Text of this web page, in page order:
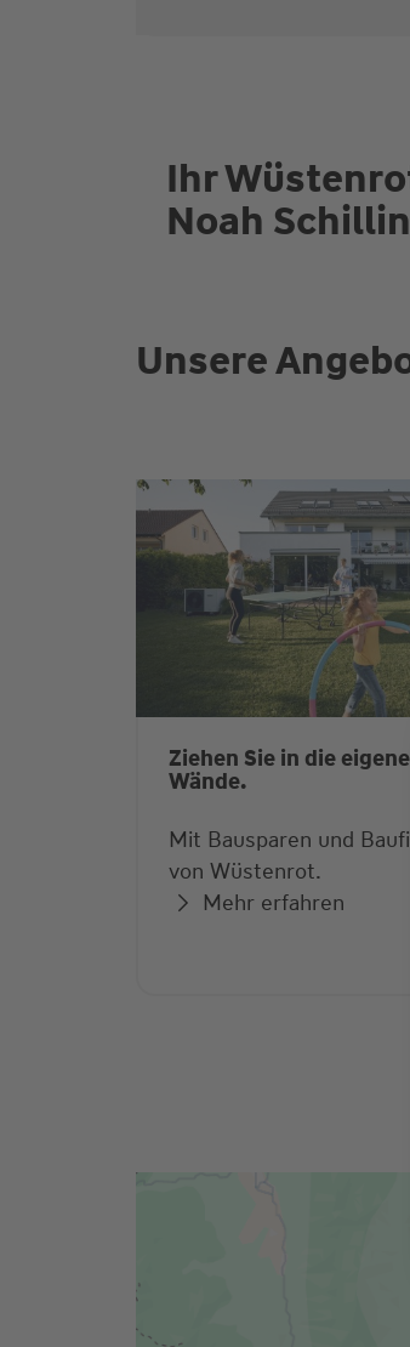
Ihr
Noah
Unsere
Ziehen Sie in die
Wände.
Mit Bausparen und
von Wüstenrot.
Mehr erfahren